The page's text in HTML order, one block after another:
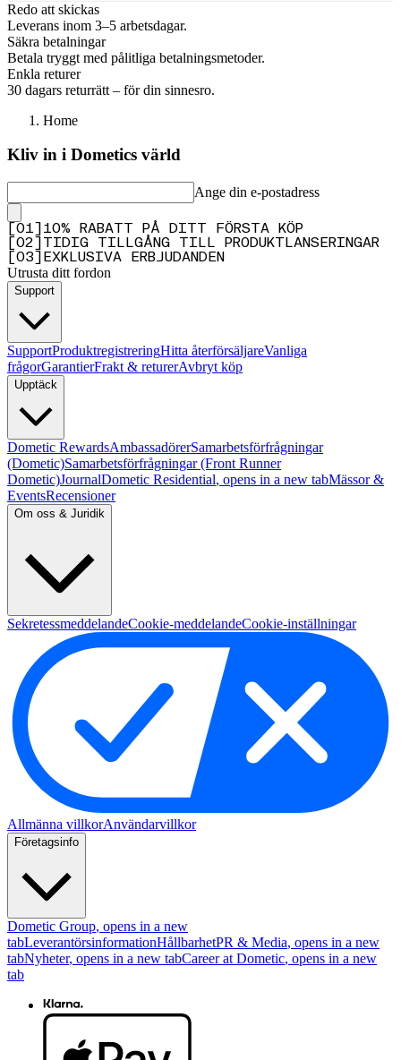
Redo att skickas
Leverans inom 3–5 arbetsdagar.
Säkra betalningar
Betala tryggt med pålitliga betalningsmetoder.
Enkla returer
30 dagars returrätt – för din sinnesro.
Home
Kliv in i Dometics värld
Ange din e-postadress
01
10% RABATT PÅ DITT FÖRSTA KÖP
02
TIDIG TILLGÅNG TILL PRODUKTLANSERINGAR
03 EXKLUSIVA ERBJUDANDEN
Utrusta ditt fordon
Support
SupportProduktregistreringHitta återförsäljareVanliga
frågorGarantierFrakt & returerAvbryt köp
Upptäck
Dometic RewardsAmbassadörerSamarbetsförfrågningar
(Dometic)Samarbetsförfrågningar (Front Runner
Dometic)JournalDometic Residential, opens in a new tabMässor &
EventsRecensioner
Om oss & Juridik
SekretessmeddelandeCookie-meddelandeCookie-inställningar
Allmänna villkorAnvändarvillkor
Företagsinfo
Dometic Group, opens in a new
tabLeverantörsinformationHållbarhetPR & Media, opens in a new
tabNyheter, opens in a new tabCareer at Dometic, opens in a new
tab